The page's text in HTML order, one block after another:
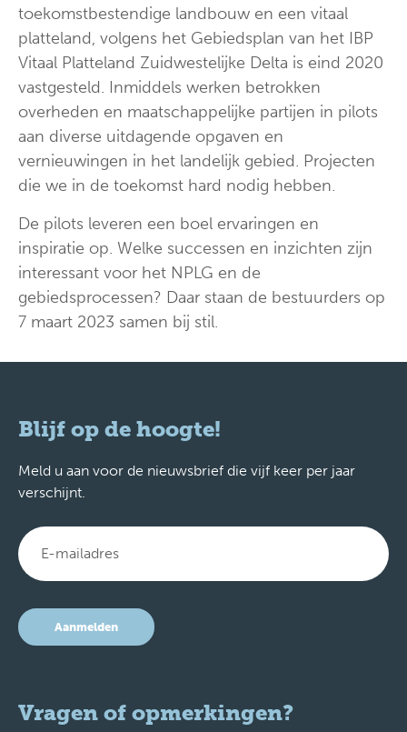
toekomstbestendige landbouw en een vitaal
platteland, volgens het Gebiedsplan van het IBP
Vitaal Platteland Zuidwestelijke Delta is eind 2020
vastgesteld. Inmiddels werken betrokken
overheden en maatschappelijke partijen in pilots
aan diverse uitdagende opgaven en
vernieuwingen in het landelijk gebied. Projecten
die we in de toekomst hard nodig hebben.
De pilots leveren een boel ervaringen en
inspiratie op. Welke successen en inzichten zijn
interessant voor het NPLG en de
gebiedsprocessen? Daar staan de bestuurders op
7 maart 2023 samen bij stil.
Blijf op de hoogte!
Meld u aan voor de nieuwsbrief die vijf keer per jaar
verschijnt.
Aanmelden
Vragen of opmerkingen?